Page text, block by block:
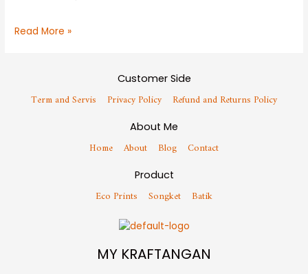
Read More »
Customer Side
Term and Servis Privacy Policy Refund and Returns Policy
About Me
Home About Blog Contact
Product
Eco Prints Songket Batik
MY KRAFTANGAN